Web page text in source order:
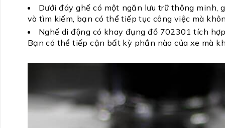
Dưới đáy ghế có một ngăn lưu trữ thông minh,
và tìm kiếm, bạn có thể tiếp tục công việc mà
Nghế di động có khay đụng đồ 702301 tích
Bạn có thể tiếp cận bất kỳ phần nào của xe mà